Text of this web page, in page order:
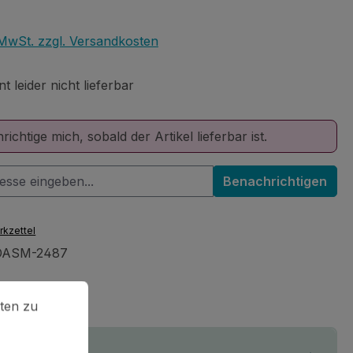
zzgl. Versandkosten
leider nicht lieferbar
mich, sobald der Artikel lieferbar ist.
Benachrichtigen
2487
zu können.
Mehr Informationen ...
zu